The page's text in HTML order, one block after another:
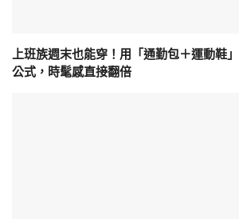
上班族週末也能穿！用「通勤包＋運動鞋
公式，時髦感直接翻倍